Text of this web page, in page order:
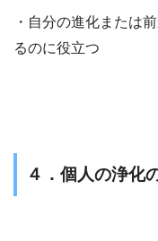
・自分の進化または
るのに役立つ
４．個人の浄化